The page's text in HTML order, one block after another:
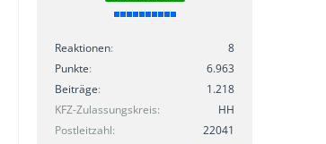
Reaktionen
8
Punkte
6.963
Beiträge
1.218
KFZ-Zulassungskreis
HH
Postleitzahl
22041